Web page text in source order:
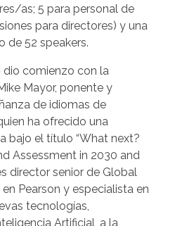
as; 5 para personal de
para directores) y una
de 52 speakers.
dio comienzo con la
Mayor, ponente y
de idiomas de
ha ofrecido una
bajo el título “What next?
Assessment in 2030 and
director senior de Global
Pearson y especialista en
tecnologías,
Artificial, a la